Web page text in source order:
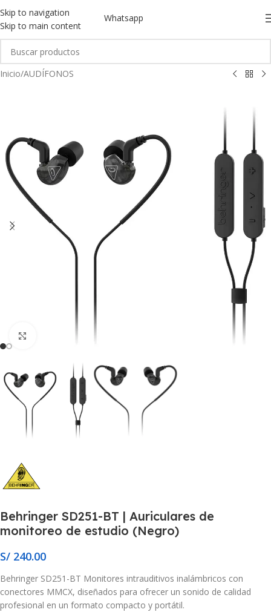
Skip to navigation
Skip to main content
Whatsapp
Inicio/AUDÍFONOS
Click to enlarge
Behringer SD251-BT | Auriculares de
monitoreo de estudio (Negro)
S/ 240.00
Behringer SD251-BT Monitores intrauditivos inalámbricos con
conectores MMCX, diseñados para ofrecer un sonido de calidad
profesional en un formato compacto y portátil.